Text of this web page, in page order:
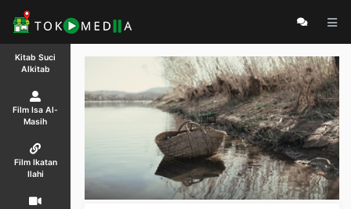
Kitab Suci
Alkitab
Film Isa Al-
Masih
Film Ikatan
Ilahi